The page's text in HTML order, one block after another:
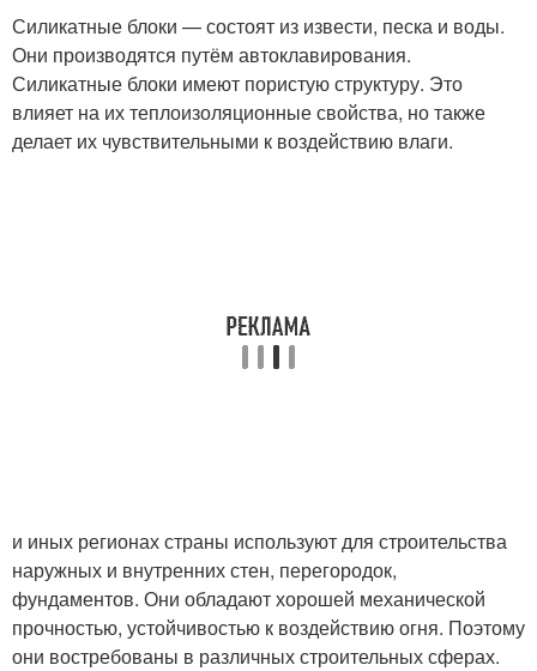
Силикатные блоки — состоят из извести, песка и воды.
Они производятся путём автоклавирования.
Силикатные блоки имеют пористую структуру. Это
влияет на их теплоизоляционные свойства, но также
делает их чувствительными к воздействию влаги.
и иных регионах страны используют для строительства
наружных и внутренних стен, перегородок,
фундаментов. Они обладают хорошей механической
прочностью, устойчивостью к воздействию огня. Поэтому
они востребованы в различных строительных сферах.